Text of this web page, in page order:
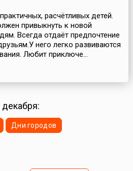
расчётливых детей.
привыкнуть к новой
Всегда отдаёт предпочтение
него легко развиваются
Любит приключе...
декабря:
Дни городов